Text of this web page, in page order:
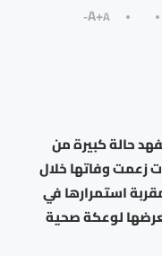
A+A-
حالة كبيرة من
زعمت وفاتها خلال
استمرارها في
لوعكة صحية